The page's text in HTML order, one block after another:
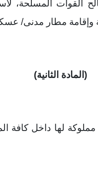
القوات المسلحة،
وإقامة مطار مدنى/
(المادة الثانية)
لها داخل كافة